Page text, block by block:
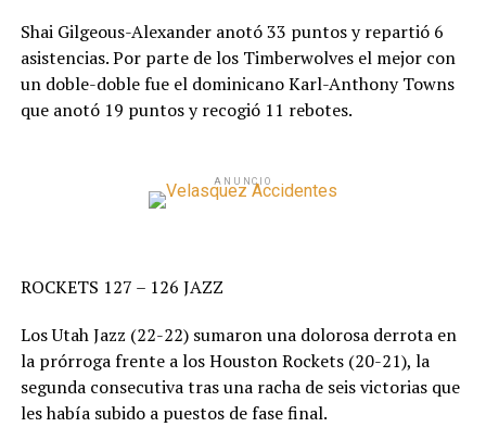
Shai Gilgeous-Alexander anotó 33 puntos y repartió 6
asistencias. Por parte de los Timberwolves el mejor con
un doble-doble fue el dominicano Karl-Anthony Towns
que anotó 19 puntos y recogió 11 rebotes.
ANUNCIO
ROCKETS 127 – 126 JAZZ
Los Utah Jazz (22-22) sumaron una dolorosa derrota en
la prórroga frente a los Houston Rockets (20-21), la
segunda consecutiva tras una racha de seis victorias que
les había subido a puestos de fase final.